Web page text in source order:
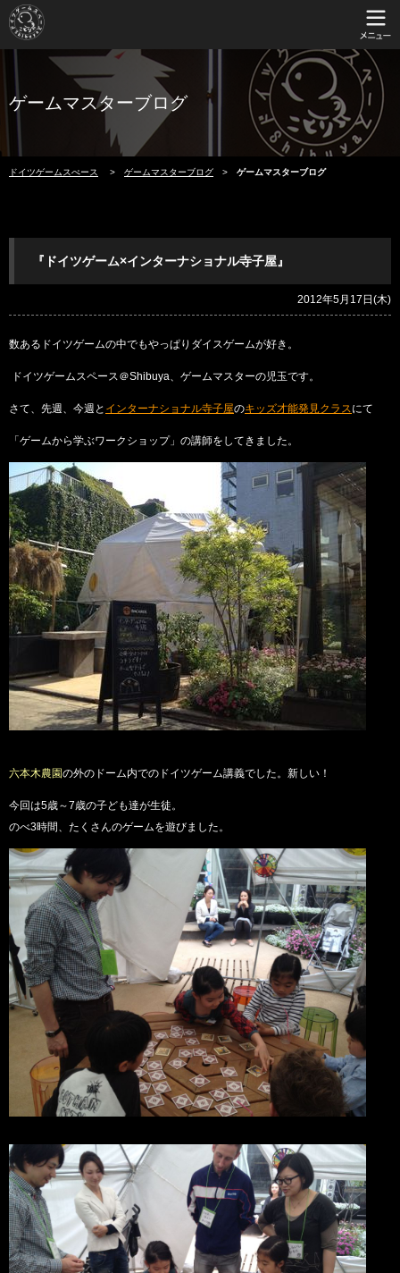
ゲームマスターブログ
ドイツゲームスぺース ゲームマスターブログ ゲームマスターブログ
『ドイツゲーム×インターナショナル寺子屋』
2012年5月17日(木)
数あるドイツゲームの中でもやっぱりダイスゲームが好き。
ドイツゲームスペース＠Shibuya、ゲームマスターの児玉です。
さて、先週、今週と インターナショナル寺子屋のキッズ才能発見クラスにて
「ゲームから学ぶワークショップ」の講師をしてきました。
六本木農園の外のドーム内でのドイツゲーム講義でした。新しい！
今回は5歳～7歳の子ども達が生徒。
のべ3時間、たくさんのゲームを遊びました。